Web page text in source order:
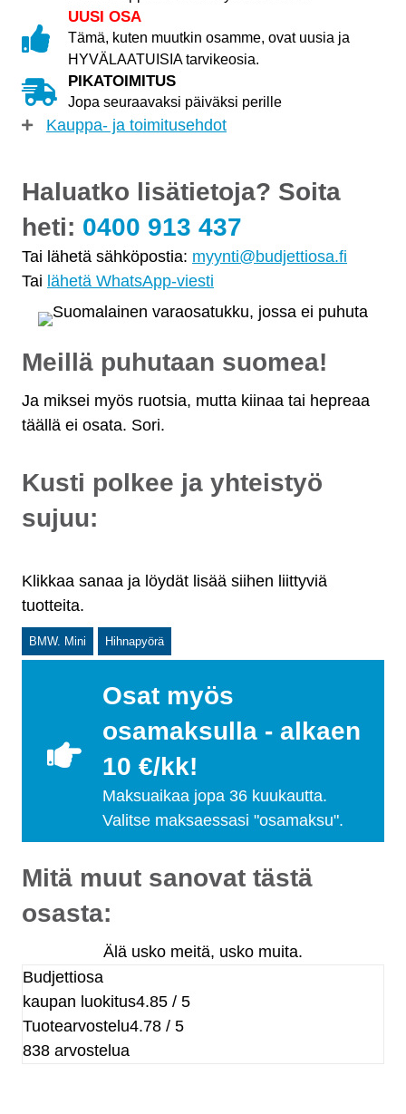
Klikkaa sanaa ja löydät lisää siihen liittyviä
tuotteita.
BMW. Mini Hihnapyörä
Osat myös
osamaksulla - alkaen
10 €/kk!
Maksuaikaa jopa 36 kuukautta.
Valitse maksaessasi "osamaksu".
Mitä muut sanovat tästä
osasta:
Älä usko meitä, usko muita.
Budjettiosa
kaupan luokitus4.85 / 5
Tuotearvostelu4.78 / 5
838 arvostelua
UUSI OSA
Tämä, kuten muutkin osamme, ovat uusia ja
HYVÄLAATUISIA tarvikeosia.
PIKATOIMITUS
Jopa seuraavaksi päiväksi perille
Kauppa- ja toimitusehdot
Haluatko lisätietoja? Soita
heti: 0400 913 437
Tai lähetä sähköpostia: myynti@budjettiosa.fi
Tai lähetä WhatsApp-viesti
Meillä puhutaan suomea!
Ja miksei myös ruotsia, mutta kiinaa tai hepreaa
täällä ei osata. Sori.
Kusti polkee ja yhteistyö
sujuu: